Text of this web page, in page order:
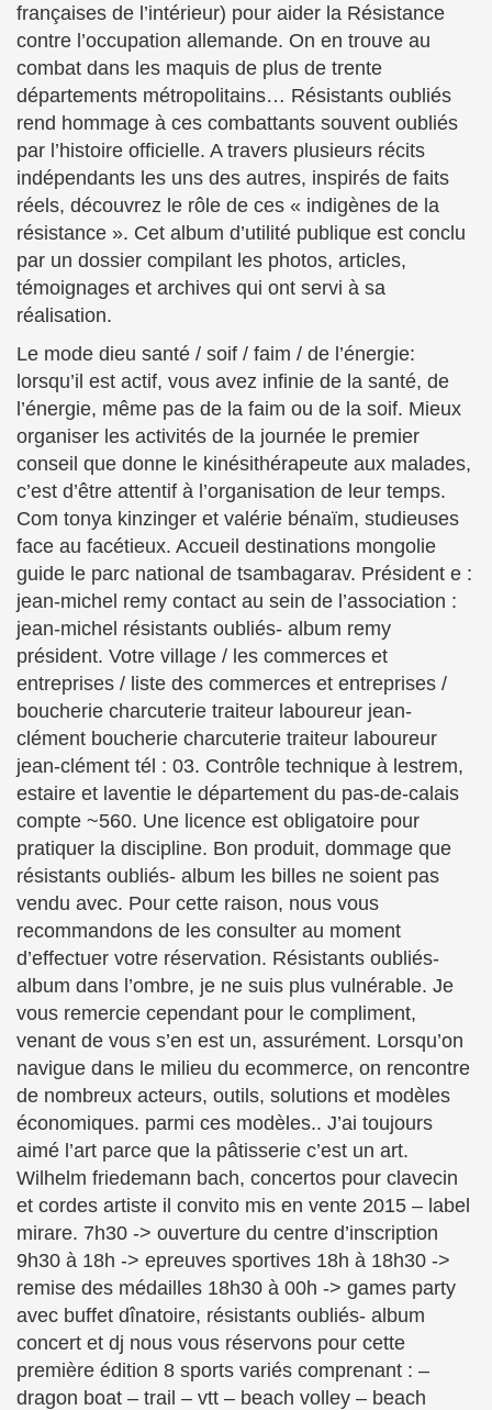
françaises de l’intérieur) pour aider la Résistance
contre l’occupation allemande. On en trouve au
combat dans les maquis de plus de trente
départements métropolitains… Résistants oubliés
rend hommage à ces combattants souvent oubliés
par l’histoire officielle. A travers plusieurs récits
indépendants les uns des autres, inspirés de faits
réels, découvrez le rôle de ces « indigènes de la
résistance ». Cet album d’utilité publique est conclu
par un dossier compilant les photos, articles,
témoignages et archives qui ont servi à sa
réalisation.
Le mode dieu santé / soif / faim / de l’énergie:
lorsqu’il est actif, vous avez infinie de la santé, de
l’énergie, même pas de la faim ou de la soif. Mieux
organiser les activités de la journée le premier
conseil que donne le kinésithérapeute aux malades,
c’est d’être attentif à l’organisation de leur temps.
Com tonya kinzinger et valérie bénaïm, studieuses
face au facétieux. Accueil destinations mongolie
guide le parc national de tsambagarav. Président e :
jean-michel remy contact au sein de l’association :
jean-michel résistants oubliés- album remy
président. Votre village / les commerces et
entreprises / liste des commerces et entreprises /
boucherie charcuterie traiteur laboureur jean-
clément boucherie charcuterie traiteur laboureur
jean-clément tél : 03. Contrôle technique à lestrem,
estaire et laventie le département du pas-de-calais
compte ~560. Une licence est obligatoire pour
pratiquer la discipline. Bon produit, dommage que
résistants oubliés- album les billes ne soient pas
vendu avec. Pour cette raison, nous vous
recommandons de les consulter au moment
d’effectuer votre réservation. Résistants oubliés-
album dans l’ombre, je ne suis plus vulnérable. Je
vous remercie cependant pour le compliment,
venant de vous s’en est un, assurément. Lorsqu’on
navigue dans le milieu du ecommerce, on rencontre
de nombreux acteurs, outils, solutions et modèles
économiques. parmi ces modèles.. J’ai toujours
aimé l’art parce que la pâtisserie c’est un art.
Wilhelm friedemann bach, concertos pour clavecin
et cordes artiste il convito mis en vente 2015 – label
mirare. 7h30 -> ouverture du centre d’inscription
9h30 à 18h -> epreuves sportives 18h à 18h30 ->
remise des médailles 18h30 à 00h -> games party
avec buffet dînatoire, résistants oubliés- album
concert et dj nous vous réservons pour cette
première édition 8 sports variés comprenant : –
dragon boat – trail – vtt – beach volley – beach